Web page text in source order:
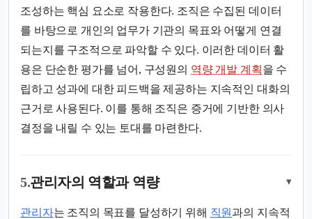
조성하는 핵심 요소로 작용한다. 조직은 수집된 데이터
를 바탕으로 개인의 업무가 기관의 목표와 어떻게 연결
되는지를 구조적으로 파악할 수 있다. 이러한 데이터 활
용은 단순한 평가를 넘어, 구성원의 역량 개발 계획을 수
립하고 성과에 대한 피드백을 제공하는 지속적인 대화의
근거로 사용된다. 이를 통해 조직은 증거에 기반한 의사
결정을 내릴 수 있는 토대를 마련한다.
5.관리자의 역할과 역량 ▾
관리자는 조직의 목표를 달성하기 위해 직원 과의 지속적